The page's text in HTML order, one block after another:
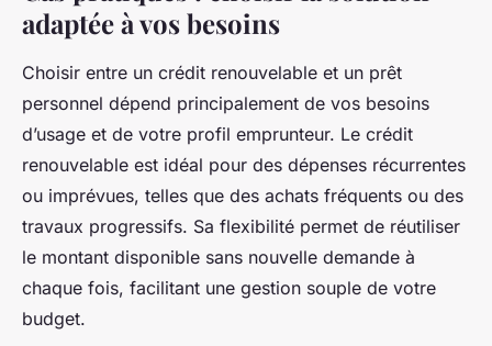
adaptée à vos besoins
Choisir entre un crédit renouvelable et un prêt
personnel dépend principalement de vos besoins
d’usage et de votre profil emprunteur. Le crédit
renouvelable est idéal pour des dépenses récurrentes
ou imprévues, telles que des achats fréquents ou des
travaux progressifs. Sa flexibilité permet de réutiliser
le montant disponible sans nouvelle demande à
chaque fois, facilitant une gestion souple de votre
budget.